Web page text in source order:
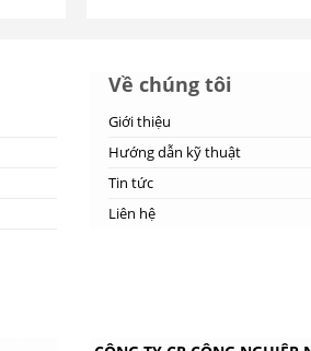
Về chúng tôi
Giới thiệu
Hướng dẫn kỹ thuật
Tin tức
Liên hệ